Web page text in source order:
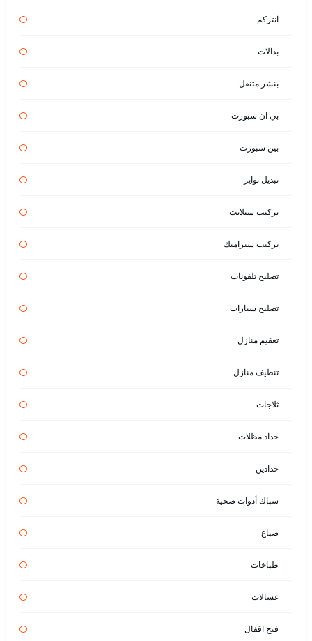
انتركم
بدالات
بنشر متنقل
بي ان سبورت
بين سبورت
تبديل تواير
تركيب ستلايت
تركيب سيراميك
تصليح تلفونات
تصليح سيارات
تعقيم منازل
تنظيف منازل
ثلاجات
حداد مظلات
حدادين
سباك أدوات صحية
صباغ
طباخات
غسالات
فتح اقفال